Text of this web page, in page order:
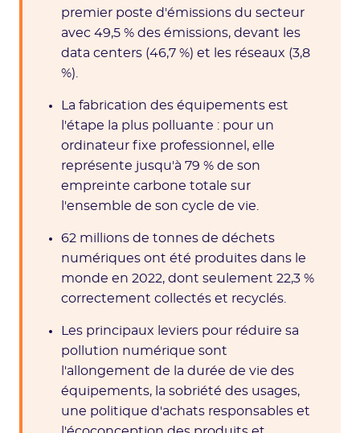
premier poste d'émissions du secteur
avec 49,5 % des émissions, devant les
data centers (46,7 %) et les réseaux (3,8
%).
La fabrication des équipements est
l'étape la plus polluante : pour un
ordinateur fixe professionnel, elle
représente jusqu'à 79 % de son
empreinte carbone totale sur
l'ensemble de son cycle de vie.
62 millions de tonnes de déchets
numériques ont été produites dans le
monde en 2022, dont seulement 22,3 %
correctement collectés et recyclés.
Les principaux leviers pour réduire sa
pollution numérique sont
l'allongement de la durée de vie des
équipements, la sobriété des usages,
une politique d'achats responsables et